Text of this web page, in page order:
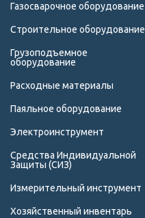
Газосварочное оборудование
Строительное оборудование
Грузоподъемное
оборудование
Расходные материалы
Паяльное оборудование
Электроинструмент
Средства Индивидуальной
Защиты (СИЗ)
Измерительный инструмент
Хозяйственный инвентарь